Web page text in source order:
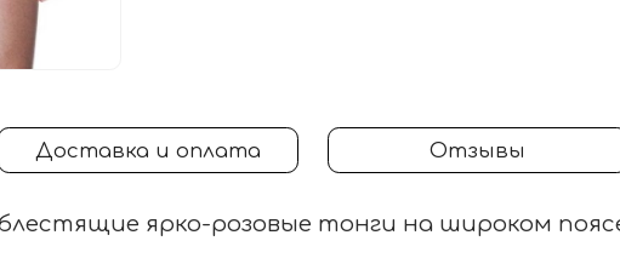
Доставка и оплата Отзывы
ярко-розовые тонги на широком